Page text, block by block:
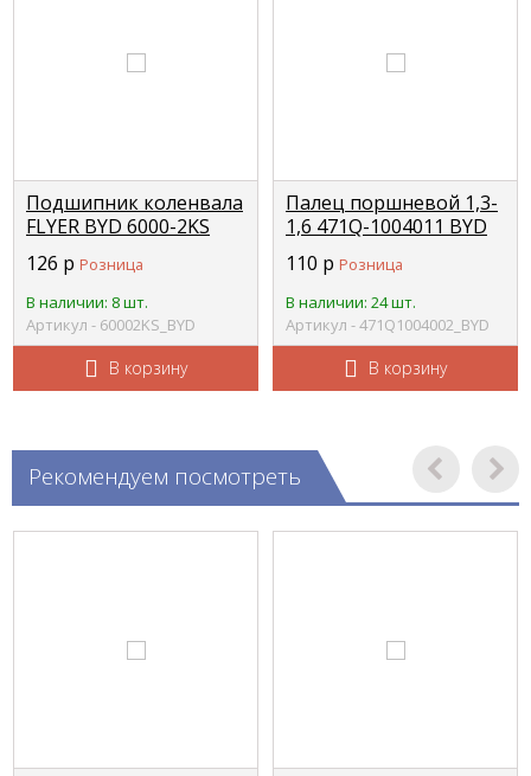
Подшипник коленвала
FLYER BYD 6000-2KS
126 р Розница
В наличии: 8 шт.
Артикул - 60002KS_BYD
В корзину
Палец поршневой 1,3-
1,6 471Q-1004011 BYD
471Q-1004002
110 р Розница
В наличии: 24 шт.
Артикул - 471Q1004002_BYD
В корзину
Рекомендуем посмотреть